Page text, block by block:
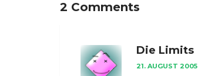
2 Comments
Die Limits
21. AUGUST 2005